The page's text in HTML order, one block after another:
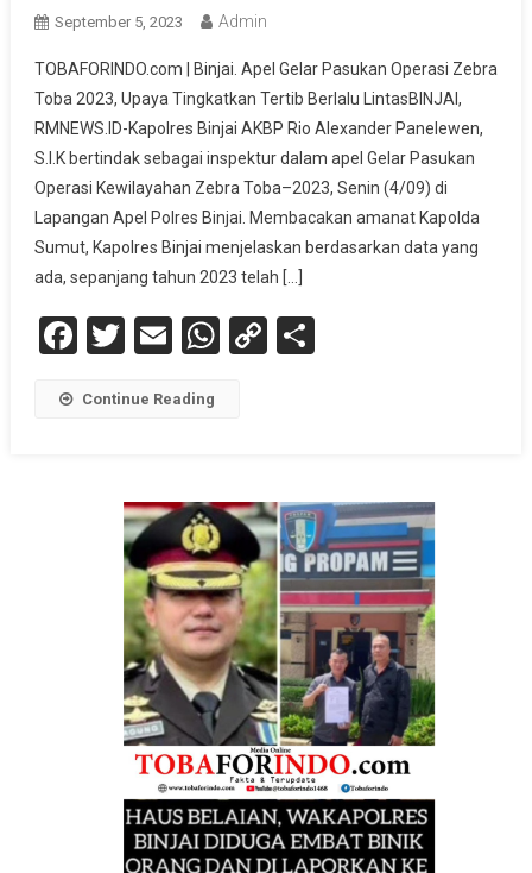
September 5, 2023 Admin
TOBAFORINDO.com | Binjai. Apel Gelar Pasukan Operasi Zebra
Toba 2023, Upaya Tingkatkan Tertib Berlalu LintasBINJAI,
RMNEWS.ID-Kapolres Binjai AKBP Rio Alexander Panelewen,
S.I.K bertindak sebagai inspektur dalam apel Gelar Pasukan
Operasi Kewilayahan Zebra Toba–2023, Senin (4/09) di
Lapangan Apel Polres Binjai. Membacakan amanat Kapolda
Sumut, Kapolres Binjai menjelaskan berdasarkan data yang
ada, sepanjang tahun 2023 telah […]
Facebook
Twitter
EmailWhatsApp
CopyShare
Continue Reading